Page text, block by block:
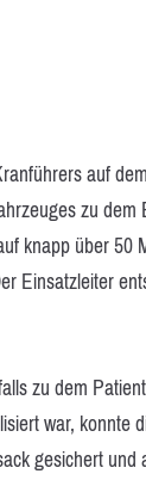
auf
zu
knapp über 50
Einsatzleiter
zu dem
war, konnte
gesichert